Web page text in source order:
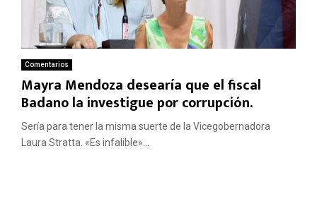
Comentarios
Mayra Mendoza desearía que el fiscal
Badano la investigue por corrupción.
Sería para tener la misma suerte de la Vicegobernadora
Laura Stratta. «Es infalible»...